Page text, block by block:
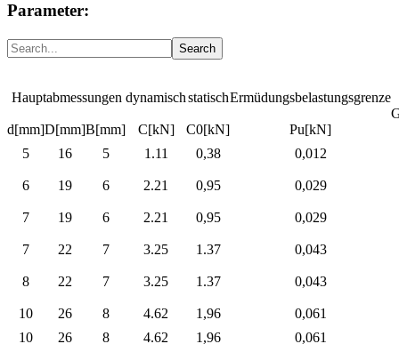
Parameter:
Hauptabmessungen dynamischstatischErmüdungsbelastungsgrenze
d[mm]D[mm]B[mm] C[kN] C0[kN]
Pu[kN]
5
16 5 1.11 0,38 0,012
6 19 6 2.21 0,95 0,029
7 19 6 2.21 0,95 0,029
7 22 7 3.25 1.37 0,043
8 22 7 3.25 1.37 0,043
10 26 8 4.62 1,96
0,061
10
26 8 4.62 1,96 0,061